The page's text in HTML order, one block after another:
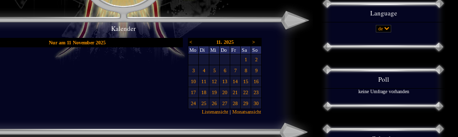
Kalender
Nur am 11 November 2025 < 11. 2025
>
Mo
Di Mi Do Fr Sa
So
1
2
3
4 5 6 7 8
9
10
11 12 13 14 15
16
17
18 19 20 21 22
23
24
25 26 27 28 29
30
Listenansicht | Monatsansicht
Language
Poll
keine Umfrage vorhanden